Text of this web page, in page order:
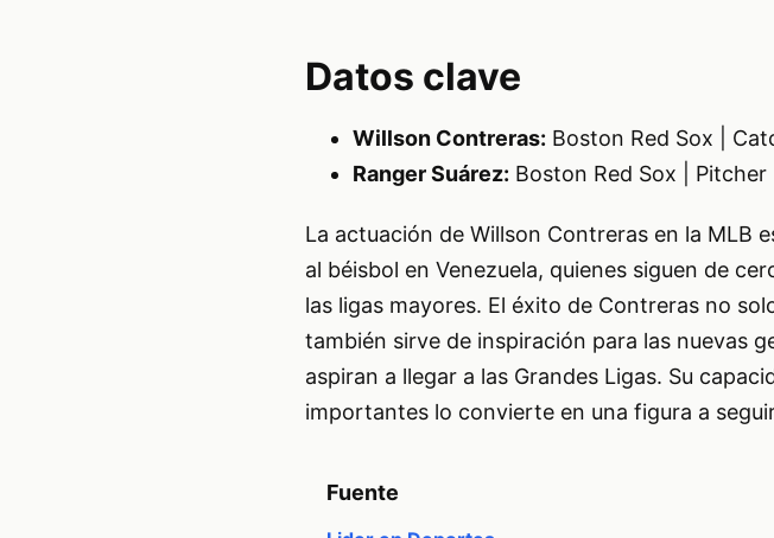
Datos clave
Willson Contreras: Boston Red Sox |
Ranger Suárez: Boston Red Sox |
La actuación de Willson Contreras en la MLB
al béisbol en Venezuela, quienes siguen de
las ligas mayores. El éxito de Contreras no
también sirve de inspiración para las nuevas
aspiran a llegar a las Grandes Ligas. Su
importantes lo convierte en una figura a
Fuente